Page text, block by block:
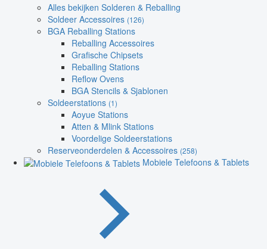
Alles bekijken Solderen & Reballing
Soldeer Accessoires (126)
BGA Reballing Stations
Reballing Accessoires
Grafische Chipsets
Reballing Stations
Reflow Ovens
BGA Stencils & Sjablonen
Soldeerstations (1)
Aoyue Stations
Atten & Mlink Stations
Voordelige Soldeerstations
Reserveonderdelen & Accessoires (258)
Mobiele Telefoons & Tablets